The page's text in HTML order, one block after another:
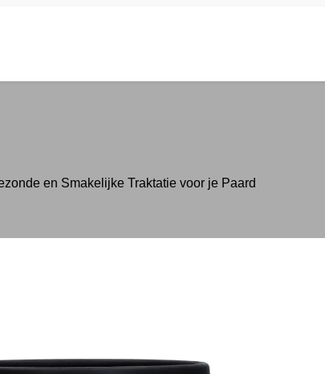
en Smakelijke Traktatie voor je Paard